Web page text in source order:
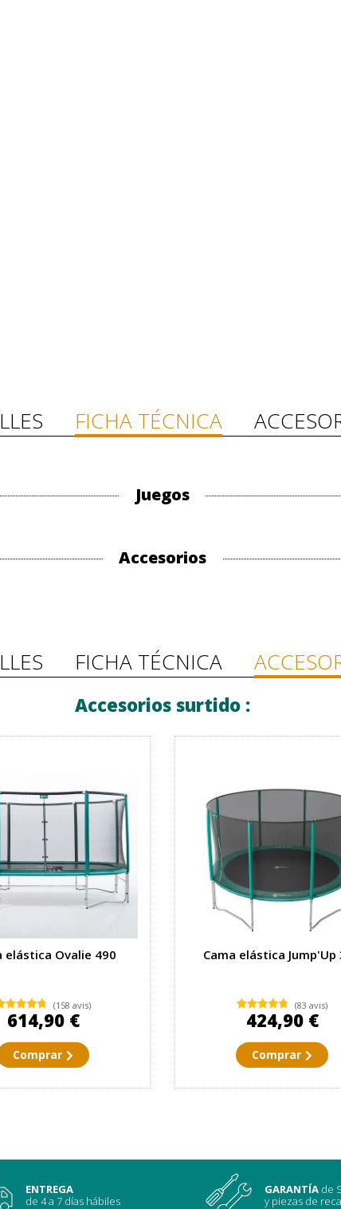
FICHA TÉCNICA
Juegos
Accesorios
FICHA TÉCNICA
Accesorios surtido :
elástica Ovalie 490
(158 avis)
614,90 €
Comprar
Cama elástica Jump'Up
(83 avis)
424,90 €
Comprar
ENTREGA
de 4 a 7 días hábiles
GARANTÍA de
y piezas de